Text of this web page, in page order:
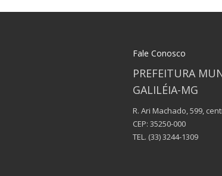
Fale Conosco
PREFEITURA
GALILÉIA-MG
R. Ari Machado, 599,
CEP: 35250-000
TEL. (33) 3244-1309